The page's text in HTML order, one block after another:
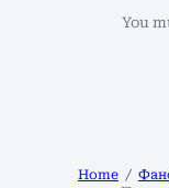
You
Home